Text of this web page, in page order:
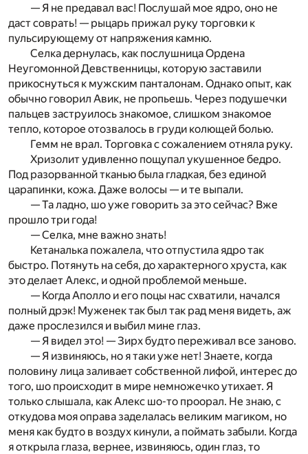
— Я не предавал вас! Послушай мое ядро, оно не
даст соврать! — рыцарь прижал руку торговки к
пульсирующему от напряжения камню.
Селка дернулась, как послушница Ордена
Неугомонной Девственницы, которую заставили
прикоснуться к мужским панталонам. Однако опыт, как
обычно говорил Авик, не пропьешь. Через подушечки
пальцев заструилось знакомое, слишком знакомое
тепло, которое отозвалось в груди колющей болью.
Гемм не врал. Торговка с сожалением отняла руку.
Хризолит удивленно пощупал укушенное бедро.
Под разорванной тканью была гладкая, без единой
царапинки, кожа. Даже волосы — и те выпали.
— Та ладно, шо уже говорить за это сейчас? Вже
прошло три года!
— Селка, мне важно знать!
Кетаналька пожалела, что отпустила ядро так
быстро. Потянуть на себя, до характерного хруста, как
это делает Алекс, и одной проблемой меньше.
— Когда Аполло и его поцы нас схватили, начался
полный дрэк! Муженек так был так рад меня видеть, аж
даже прослезился и выбил мине глаз.
— Я видел это! — Зирх будто переживал все заново.
— Я извиняюсь, но я таки уже нет! Знаете, когда
половину лица заливает собственной лифой, интерес до
того, шо происходит в мире немножечко утихает. Я
только слышала, как Алекс шо-то проорал. Не знаю, с
откудова моя оправа заделалась великим магиком, но
меня как будто в воздух кинули, а поймать забыли. Когда
я открыла глаза, вернее, извиняюсь, один глаз, то